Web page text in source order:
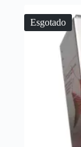
Esgotado